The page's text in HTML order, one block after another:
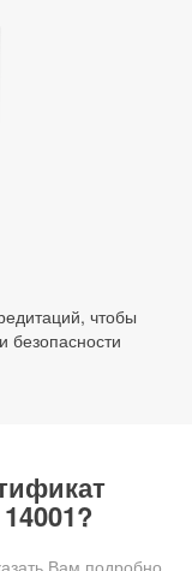
чтобы
безопасности
Вам подробно,